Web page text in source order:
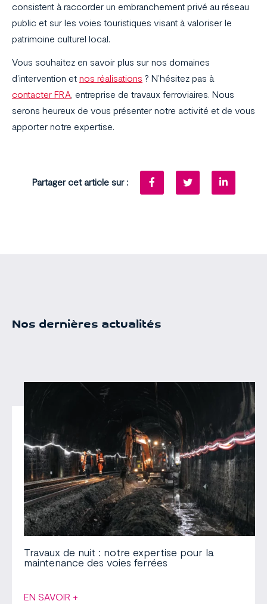
consistent à raccorder un embranchement privé au réseau
public et sur les voies touristiques visant à valoriser le
patrimoine culturel local.
Vous souhaitez en savoir plus sur nos domaines
d’intervention et nos réalisations ? N’hésitez pas à
contacter FRA , entreprise de travaux ferroviaires. Nous
serons heureux de vous présenter notre activité et de vous
apporter notre expertise.
Partager cet article sur :
Nos dernières actualités
Travaux de nuit : notre expertise pour la
maintenance des voies ferrées
EN SAVOIR +